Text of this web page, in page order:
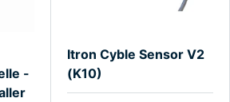
-
Itron Cyble Sensor V2
(K10)